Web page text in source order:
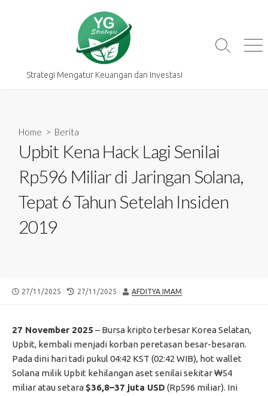
Strategi Mengatur Keuangan dan Investasi
Search
Home > Berita
Upbit Kena Hack Lagi Senilai
Rp596 Miliar di Jaringan Solana,
Tepat 6 Tahun Setelah Insiden
2019
PUBLISHED
27/11/2025
LAST
27/11/2025 AUTHOR
AFDITYA IMAM
27 November 2025 – Bursa kripto terbesar Korea Selatan,
Upbit, kembali menjadi korban peretasan besar-besaran.
Pada dini hari tadi pukul 04:42 KST (02:42 WIB), hot wallet
Solana milik Upbit kehilangan aset senilai sekitar ₩54
miliar atau setara $36,8–37 juta USD (Rp596 miliar). Ini